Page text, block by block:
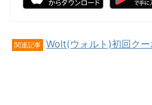
関連記事 Wolt(ウォルト)初回ク